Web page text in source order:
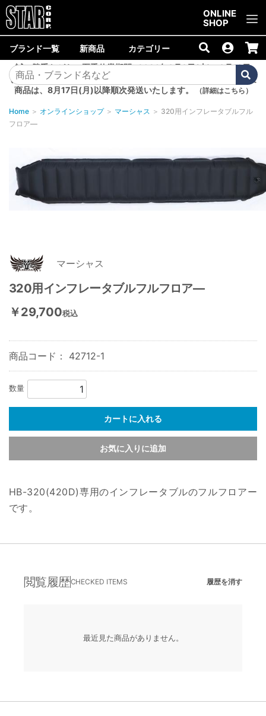
ONLINE
SHOP
ブランド一覧 新商品 カテゴリー
誠に勝手ながら、夏季休業期間<2026年8月8日(土)～8月16日
(日)>中は商品の発送を休止いたします。8月7日(金)以降のご注文
商品は、8月17日(月)以降順次発送いたします。
（詳細はこちら）
Home ＞ オンラインショップ ＞ マーシャス ＞ 320用インフレータブルフル
フロア―
マーシャス
320用インフレータブルフルフロア―
￥29,700税込
商品コード： 42712-1
数量
カートに入れる
お気に入りに追加
HB-320(420D)専用のインフレータブルのフルフロアー
です。
閲覧履歴CHECKED ITEMS 履歴を消す
最近見た商品がありません。